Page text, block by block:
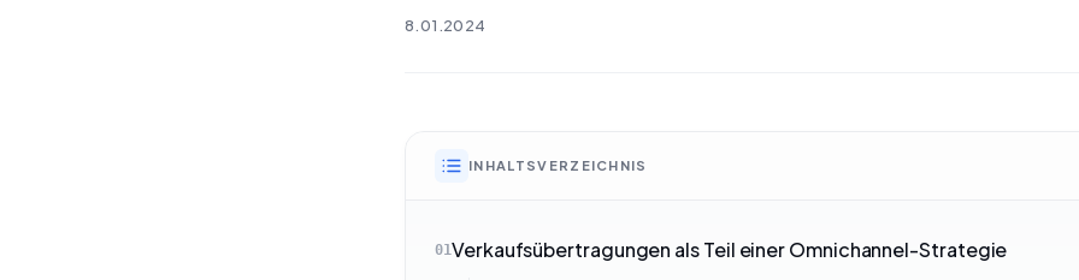
8.01.2024
INHALTSVERZEICHNIS
01Verkaufsübertragungen als Teil einer Omnichannel-Strategie